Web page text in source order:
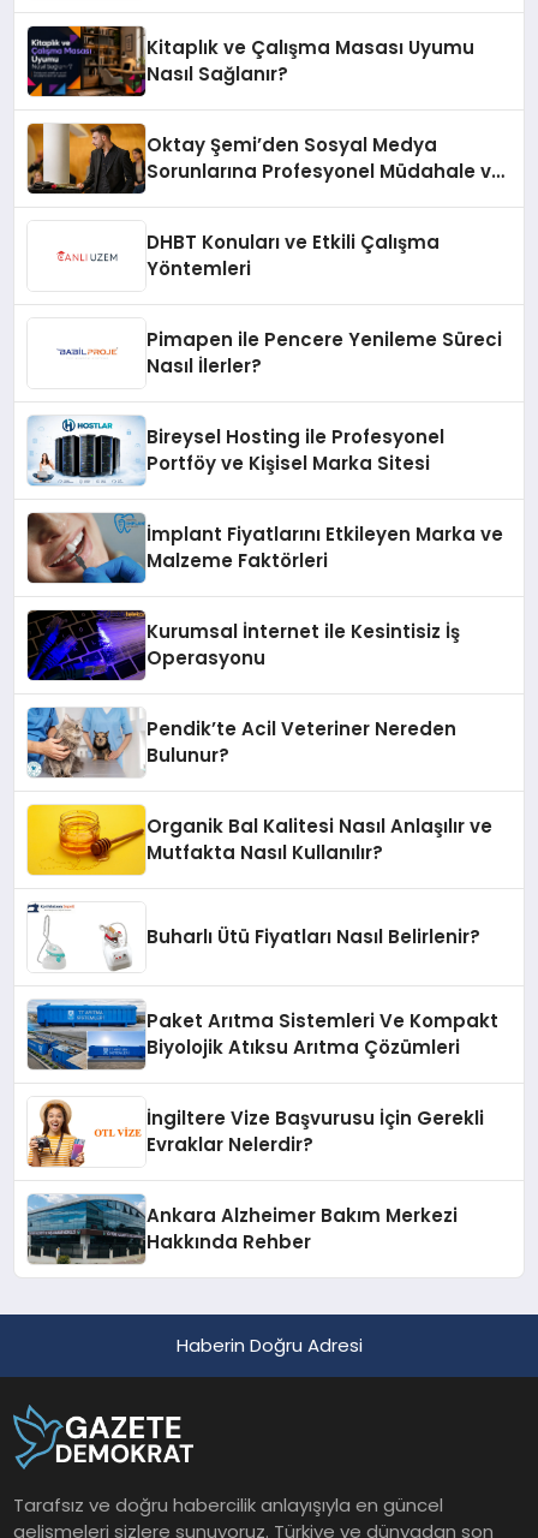
Kitaplık ve Çalışma Masası Uyumu
Nasıl Sağlanır?
Oktay Şemi’den Sosyal Medya
Sorunlarına Profesyonel Müdahale ve
DHBT Konuları ve Etkili Çalışma
Yöntemleri
Pimapen ile Pencere Yenileme Süreci
Nasıl İlerler?
Bireysel Hosting ile Profesyonel
Portföy ve Kişisel Marka Sitesi
İmplant Fiyatlarını Etkileyen Marka ve
Malzeme Faktörleri
Kurumsal İnternet ile Kesintisiz İş
Operasyonu
Pendik’te Acil Veteriner Nereden
Bulunur?
Organik Bal Kalitesi Nasıl Anlaşılır ve
Mutfakta Nasıl Kullanılır?
Buharlı Ütü Fiyatları Nasıl Belirlenir?
Paket Arıtma Sistemleri Ve Kompakt
Biyolojik Atıksu Arıtma Çözümleri
İngiltere Vize Başvurusu İçin Gerekli
Evraklar Nelerdir?
Ankara Alzheimer Bakım Merkezi
Hakkında Rehber
Haberin Doğru Adresi
Tarafsız ve doğru habercilik anlayışıyla en güncel
gelişmeleri sizlere sunuyoruz. Türkiye ve dünyadan son